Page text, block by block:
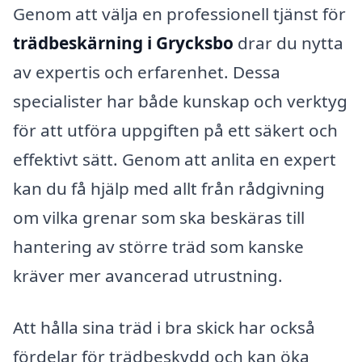
Genom att välja en professionell tjänst för
trädbeskärning i Grycksbo drar du nytta
av expertis och erfarenhet. Dessa
specialister har både kunskap och verktyg
för att utföra uppgiften på ett säkert och
effektivt sätt. Genom att anlita en expert
kan du få hjälp med allt från rådgivning
om vilka grenar som ska beskäras till
hantering av större träd som kanske
kräver mer avancerad utrustning.
Att hålla sina träd i bra skick har också
fördelar för trädbeskydd och kan öka